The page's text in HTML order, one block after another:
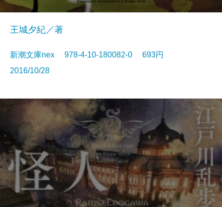
王城夕紀／著
新潮文庫nex 978-4-10-180082-0 693円
2016/10/28